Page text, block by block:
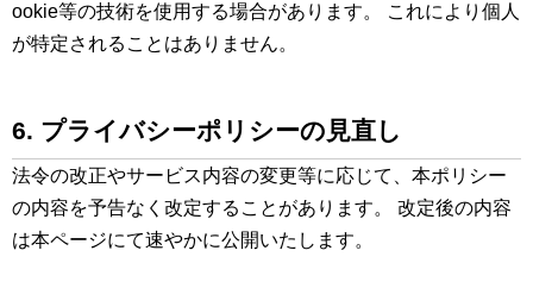
ookie等の技術を使用する場合があります。 これにより個人
が特定されることはありません。
6. プライバシーポリシーの見直し
法令の改正やサービス内容の変更等に応じて、本ポリシー
の内容を予告なく改定することがあります。 改定後の内容
は本ページにて速やかに公開いたします。